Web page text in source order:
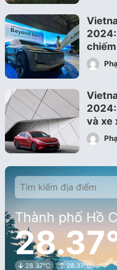
2024:
2024:
và xe
Thành phố Hồ
28.37°C 28.37°C